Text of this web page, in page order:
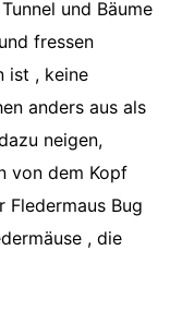
und Bäume
fressen
ist , keine
anders aus als
neigen,
von dem Kopf
Fledermaus Bug
, die